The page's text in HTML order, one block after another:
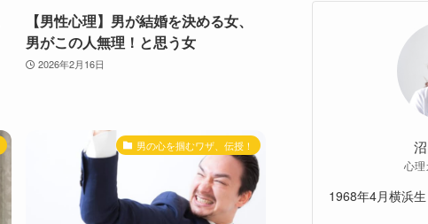
【男性心理】男が結婚を決める女、
男がこの人無理！と思う女
2026年2月16日
男の心を掴むワザ、伝授！
心理
1968年4月横浜生